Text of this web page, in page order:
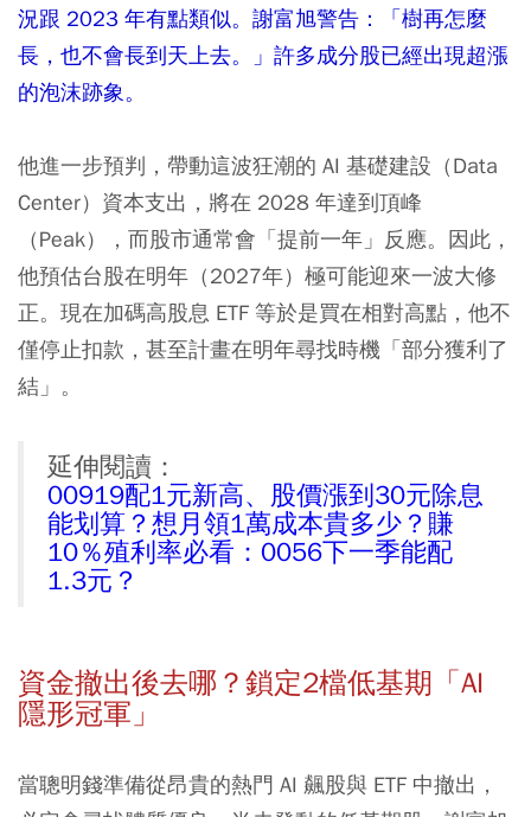
況跟 2023 年有點類似。謝富旭警告：「樹再怎麼
長，也不會長到天上去。」許多成分股已經出現超漲
的泡沫跡象。
他進一步預判，帶動這波狂潮的 AI 基礎建設（Data
Center）資本支出，將在 2028 年達到頂峰
（Peak），而股市通常會「提前一年」反應。因此，
他預估台股在明年（2027年）極可能迎來一波大修
正。現在加碼高股息 ETF 等於是買在相對高點，他不
僅停止扣款，甚至計畫在明年尋找時機「部分獲利了
結」。
延伸閱讀：
00919配1元新高、股價漲到30元除息
能划算？想月領1萬成本貴多少？賺
10％殖利率必看：0056下一季能配
1.3元？
資金撤出後去哪？鎖定2檔低基期「AI
隱形冠軍」
當聰明錢準備從昂貴的熱門 AI 飆股與 ETF 中撤出，